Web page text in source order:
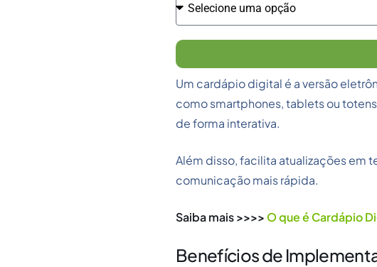
Um cardápio digital é a versão
como smartphones, tablets ou
de forma interativa.
Além disso, facilita atualizações em
comunicação mais rápida.
Saiba mais >>>> O que é Cardápio
Benefícios de